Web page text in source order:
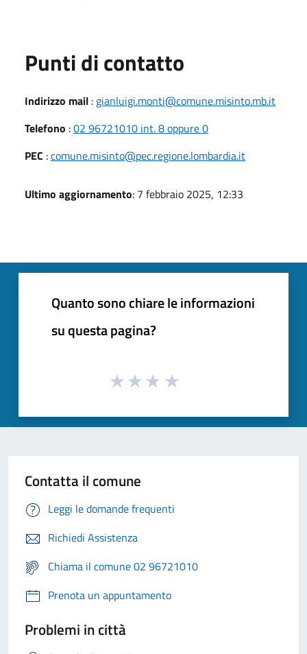
Punti di contatto
Indirizzo mail : gianluigi.monti@comune.misinto.mb.it
Telefono :02 96721010 int. 8 oppure 0
PEC :comune.misinto@pec.regione.lombardia.it
Ultimo aggiornamento: 7 febbraio 2025, 12:33
Quanto sono chiare le informazioni
su questa pagina?
Contatta il comune
Leggi le domande frequenti
Richiedi Assistenza
Chiama il comune 02 96721010
Prenota un appuntamento
Problemi in città